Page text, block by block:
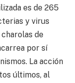
es de 265
y virus
de
por sí
La acción
últimos, al